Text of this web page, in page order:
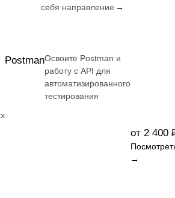
себя направление →
PostmanОсвоите Postman и
работу с API для
автоматизированного
тестирования
от 2 400
→